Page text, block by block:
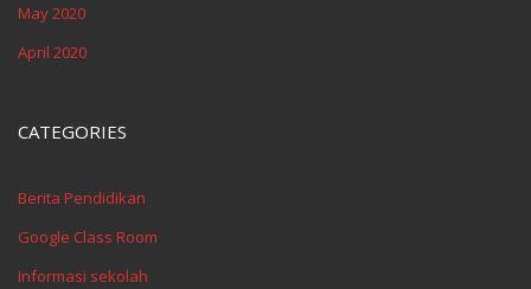
May 2020
April 2020
CATEGORIES
Berita Pendidikan
Google Class Room
Informasi sekolah